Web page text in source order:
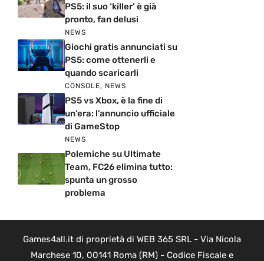
PS5: il suo ‘killer’ è già
pronto, fan delusi
NEWS
Giochi gratis annunciati su
PS5: come ottenerli e
quando scaricarli
CONSOLE, NEWS
PS5 vs Xbox, è la fine di
un’era: l’annuncio ufficiale
di GameStop
NEWS
Polemiche su Ultimate
Team, FC26 elimina tutto:
spunta un grosso
problema
Games4all.it di proprietà di WEB 365 SRL - Via Nicola
Marchese 10, 00141 Roma (RM) - Codice Fiscale e